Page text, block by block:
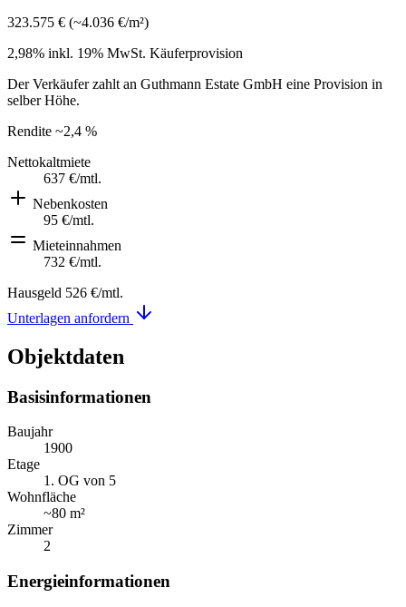
323.575 € (~4.036 €/m²)
2,98% inkl. 19% MwSt. Käuferprovision
Der Verkäufer zahlt an Guthmann Estate GmbH eine Provision in
selber Höhe.
Rendite ~2,4 %
Nettokaltmiete
637 €/mtl.
Nebenkosten
95 €/mtl.
Mieteinnahmen
732 €/mtl.
Hausgeld 526 €/mtl.
Unterlagen anfordern
Objektdaten
Basisinformationen
Baujahr
1900
Etage
1. OG von 5
Wohnfläche
~80 m²
Zimmer
2
Energieinformationen